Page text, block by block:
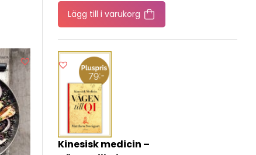
Lägg till i varukorg
Kinesisk medicin –